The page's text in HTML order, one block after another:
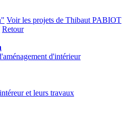
Voir les projets de Thibaut PABIOT
Retour
d'intérieur
et leurs travaux